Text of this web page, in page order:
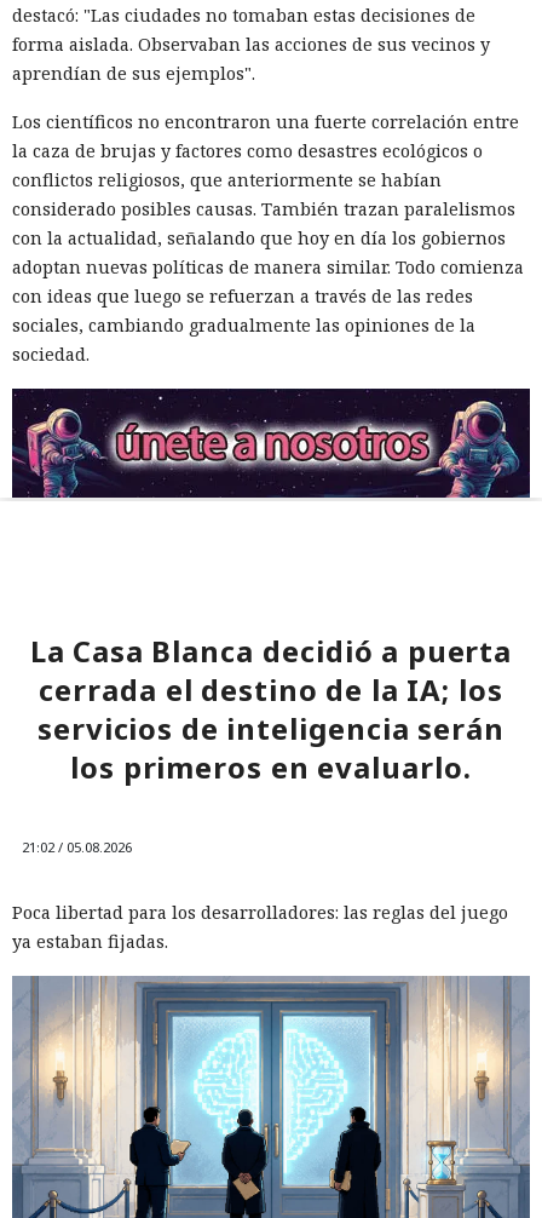
destacó: "Las ciudades no tomaban estas decisiones de
forma aislada. Observaban las acciones de sus vecinos y
aprendían de sus ejemplos".
Los científicos no encontraron una fuerte correlación entre
la caza de brujas y factores como desastres ecológicos o
conflictos religiosos, que anteriormente se habían
considerado posibles causas. También trazan paralelismos
con la actualidad, señalando que hoy en día los gobiernos
adoptan nuevas políticas de manera similar. Todo comienza
con ideas que luego se refuerzan a través de las redes
sociales, cambiando gradualmente las opiniones de la
sociedad.
La Casa Blanca decidió a puerta
cerrada el destino de la IA; los
servicios de inteligencia serán
los primeros en evaluarlo.
21:02 / 05.08.2026
Poca libertad para los desarrolladores: las reglas del juego
ya estaban fijadas.